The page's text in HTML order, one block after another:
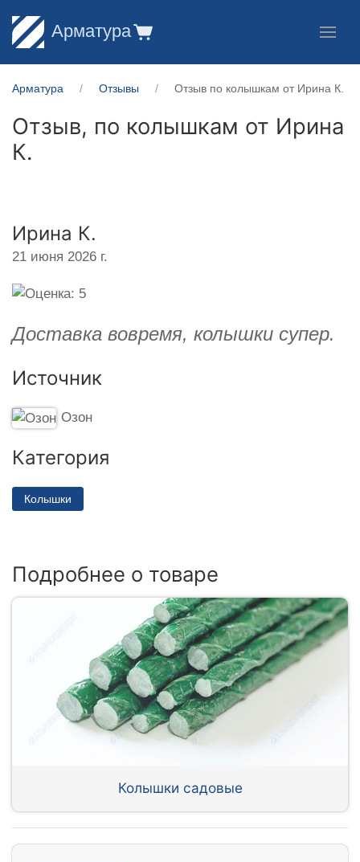
Арматура
Арматура Отзывы Отзыв по колышкам от Ирина К.
Отзыв, по колышкам от Ирина
К.
Ирина К.
21 июня 2026 г.
Доставка вовремя, колышки супер.
Источник
Озон
Категория
Колышки
Подробнее о товаре
Колышки садовые